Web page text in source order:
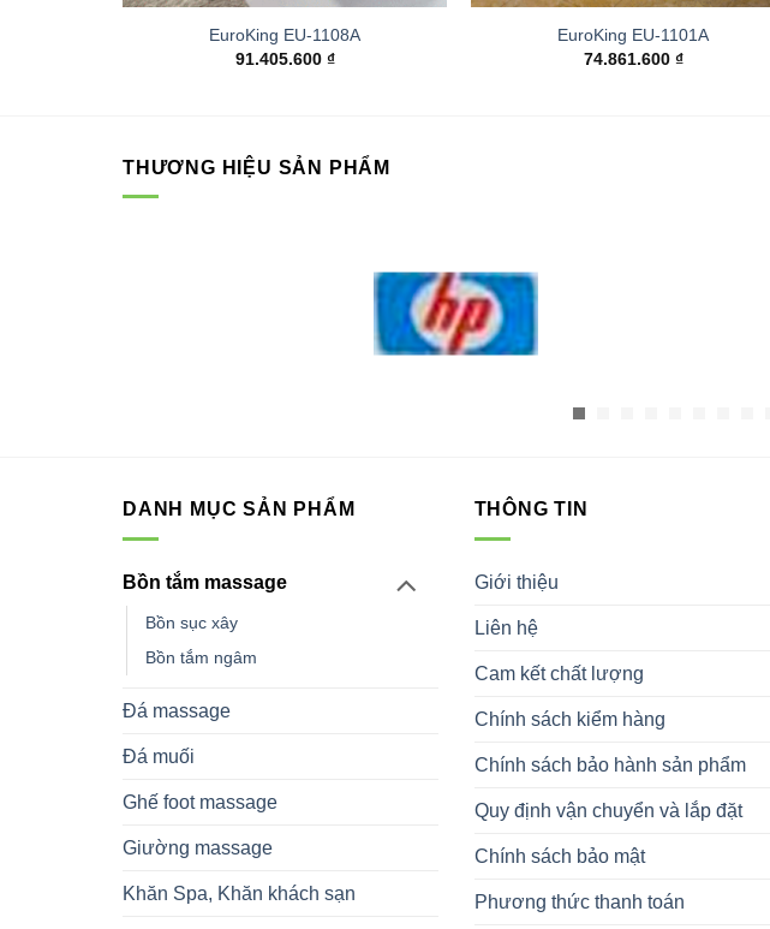
EuroKing EU-1108A
91.405.600 ₫
EuroKing EU-1101A
74.861.600 ₫
THƯƠNG HIỆU SẢN PHẨM
DANH MỤC SẢN PHẨM
Bồn tắm massage
Bồn sục xây
Bồn tắm ngâm
Đá massage
Đá muối
Ghế foot massage
Giường massage
Khăn Spa, Khăn khách sạn
THÔNG TIN
Giới thiệu
Liên hệ
Cam kết chất lượng
Chính sách kiểm hàng
Chính sách bảo hành sản phẩm
Quy định vận chuyển và lắp đặt
Chính sách bảo mật
Phương thức thanh toán